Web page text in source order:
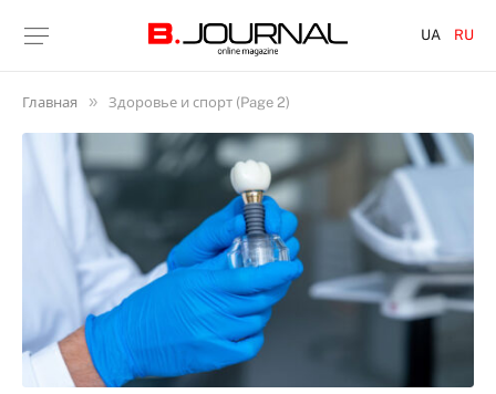
UA RU
Главная » Здоровье и спорт (Page 2)